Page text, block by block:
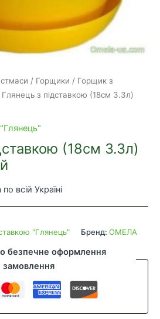
/ Горщики / Горщик з
з підставкою (18см 3.3л)
(18см 3.3л)
всій Україні
"Глянець" Бренд: ОМЕЛА
безпечне оформлення
замовлення